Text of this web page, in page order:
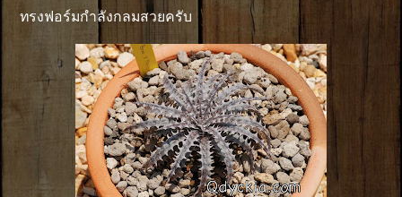
ทรงฟอร์มกำลังกลมสวยครับ